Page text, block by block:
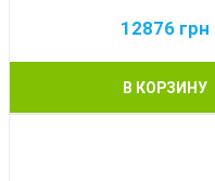
12876 грн
В КОРЗИНУ